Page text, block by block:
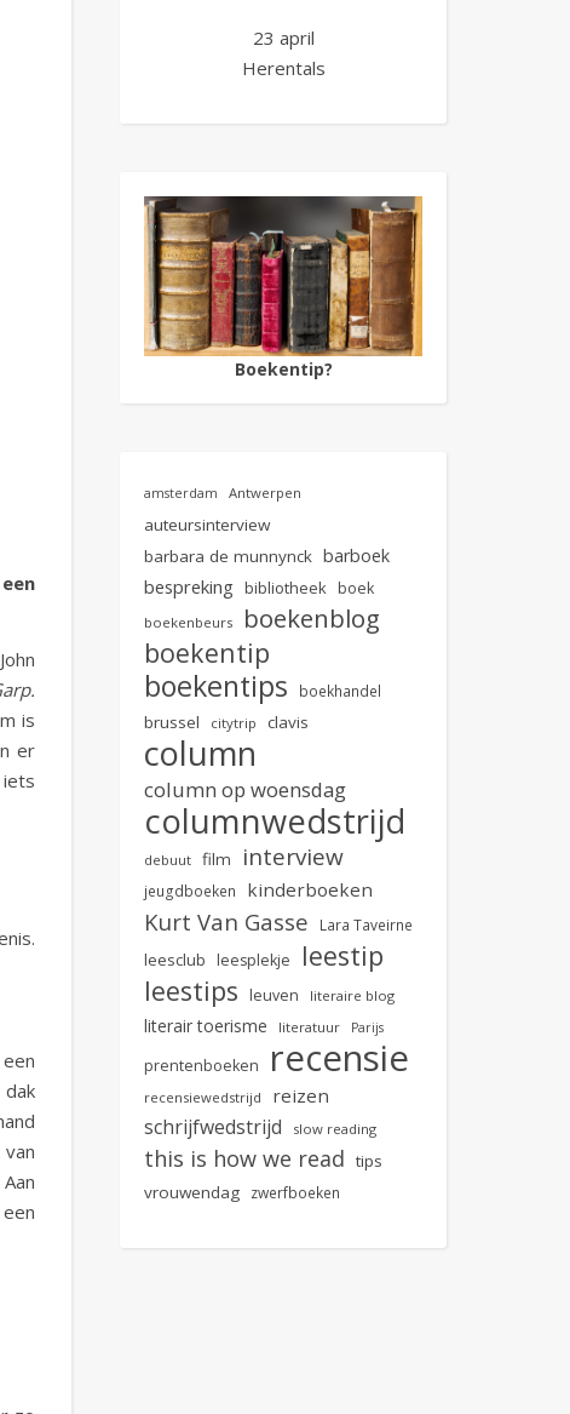
is
er
23 april
Herentals
Boekentip?
amsterdam Antwerpen
auteursinterview
barbara de munnynck barboek
bespreking bibliotheek boek
boekenbeurs boekenblog
boekentip
boekentips boekhandel
brussel citytrip clavis
column
column op woensdag
columnwedstrijd
debuut film interview
jeugdboeken kinderboeken
Kurt Van Gasse Lara Taveirne
leesclub leesplekje
leestip
leestips
leuven literaire blog
literair toerisme literatuur Parijs
prentenboeken recensie
recensiewedstrijd reizen
schrijfwedstrijd slow reading
this is how we read tips
vrouwendag
zwerfboeken